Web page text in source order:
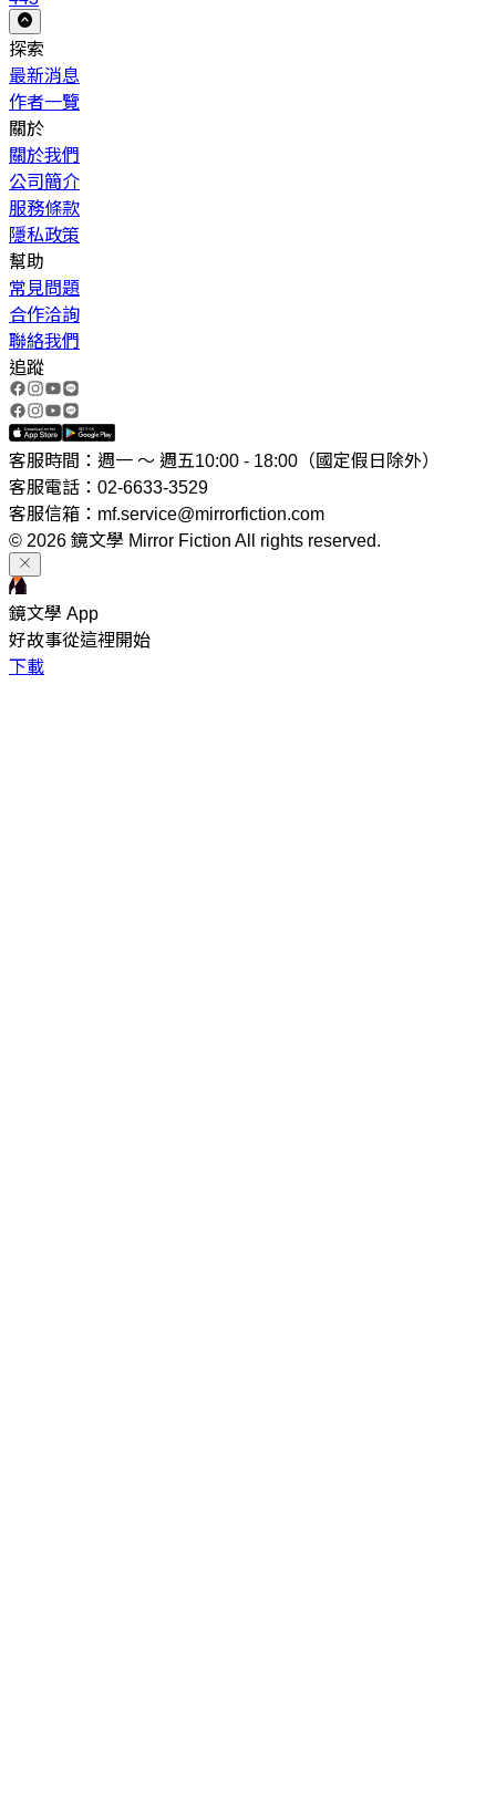
探索
最新消息
作者一覽
關於
關於我們
公司簡介
服務條款
隱私政策
幫助
常見問題
合作洽詢
聯絡我們
追蹤
客服時間：週一 ～ 週五10:00 - 18:00（國定假日除外）
客服電話：02-6633-3529
客服信箱：mf.service@mirrorfiction.com
© 2026 鏡文學 Mirror Fiction All rights reserved.
鏡文學 App
好故事從這裡開始
下載